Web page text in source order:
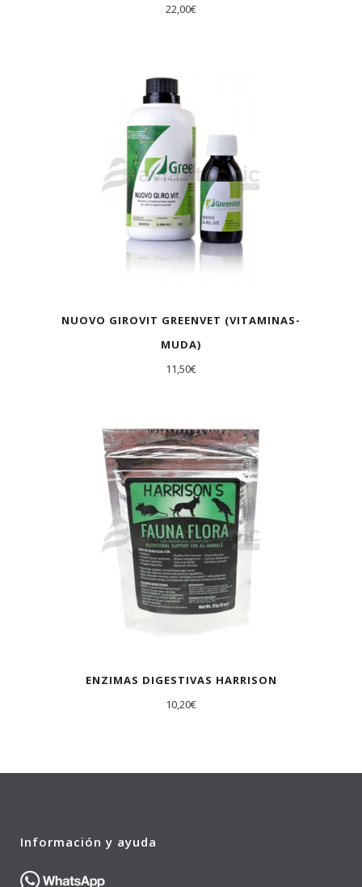
22,00€
NUOVO GIROVIT GREENVET (VITAMINAS-
MUDA)
11,50€
ENZIMAS DIGESTIVAS HARRISON
10,20€
Información y ayuda